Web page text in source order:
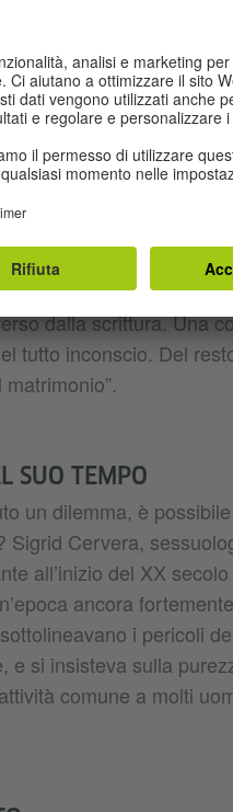
psicoanalitici. E poi
la sessualità e
afferma.
sul rapporto
“Oggi ci si chiede
psicologico al quale
cane che non mangia
li mangi qualcun altro.
tempo si descriveva
dalla scrittura. Una
tutto inconscio. Del
SUO TEMPO
un dilemma, è
Cervera,
all’inizio del XX
ancora
i pericoli
si insisteva sulla
comune a molti